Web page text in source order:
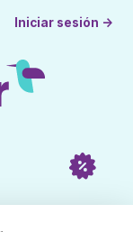
Iniciar sesión →